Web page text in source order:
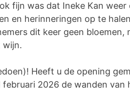
fijn was dat Ineke Kan weer
en herinneringen op te
dit keer geen bloemen,
wijn.
Heeft u de opening
2026 de wanden van